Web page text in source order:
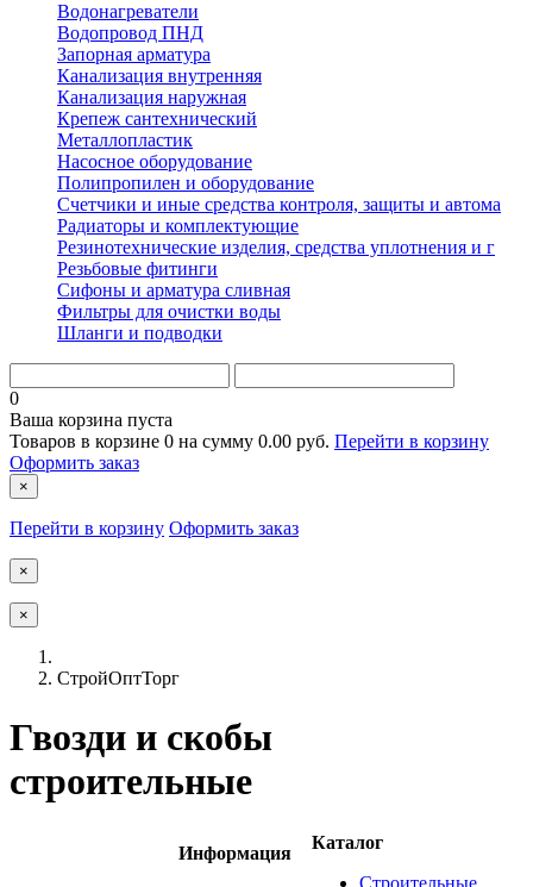
Водонагреватели
Водопровод ПНД
Запорная арматура
Канализация внутренняя
Канализация наружная
Крепеж сантехнический
Металлопластик
Насосное оборудование
Полипропилен и оборудование
Счетчики и иные средства контроля, защиты и автома
Радиаторы и комплектующие
Резинотехнические изделия, средства уплотнения и г
Резьбовые фитинги
Сифоны и арматура сливная
Фильтры для очистки воды
Шланги и подводки
0
Ваша корзина пуста
Товаров в корзине 0 на сумму 0.00 руб. Перейти в корзину
Оформить заказ
×
Перейти в корзину Оформить заказ
×
×
СтройОптТорг
Гвозди и скобы
строительные
Информация
Каталог